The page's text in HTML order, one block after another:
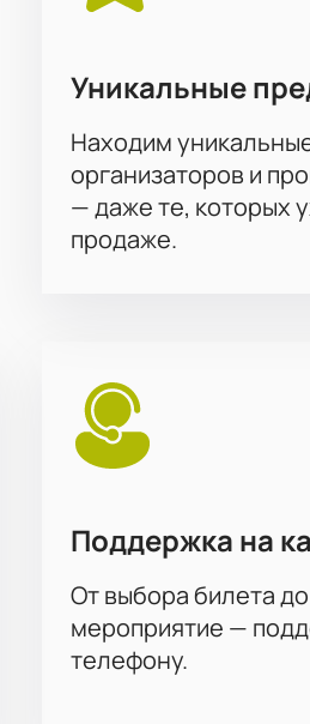
Уникальные
Находим
организаторов и
— даже те, которых
продаже.
Поддержка на
От выбора билета
мероприятие —
телефону.